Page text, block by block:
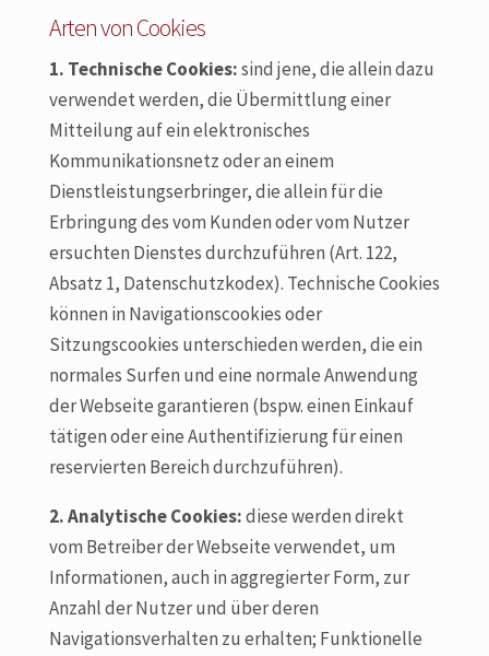
Arten von Cookies
1. Technische Cookies:sind jene, die allein dazu
verwendet werden, die Übermittlung einer
Mitteilung auf ein elektronisches
Kommunikationsnetz oder an einem
Dienstleistungserbringer, die allein für die
Erbringung des vom Kunden oder vom Nutzer
ersuchten Dienstes durchzuführen (Art. 122,
Absatz 1, Datenschutzkodex). Technische Cookies
können in Navigationscookies oder
Sitzungscookies unterschieden werden, die ein
normales Surfen und eine normale Anwendung
der Webseite garantieren (bspw. einen Einkauf
tätigen oder eine Authentifizierung für einen
reservierten Bereich durchzuführen).
2. Analytische Cookies:diese werden direkt
vom Betreiber der Webseite verwendet, um
Informationen, auch in aggregierter Form, zur
Anzahl der Nutzer und über deren
Navigationsverhalten zu erhalten; Funktionelle